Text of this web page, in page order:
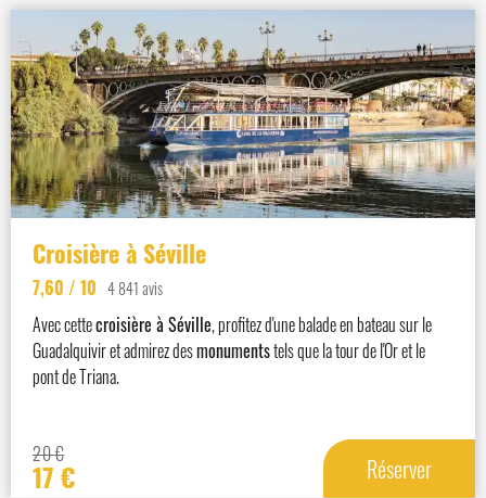
Croisière à Séville
7,60 / 10 4 841 avis
Avec cettecroisière à Séville, profitez d'une balade en bateau sur le
Guadalquivir et admirez desmonumentstels que la tour de l'Or et le
pont de Triana.
20€
17€ Réserver